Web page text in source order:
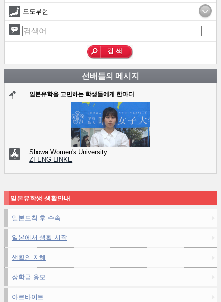
도도부현
선배들의 메시지
일본유학을 고민하는 학생들에게 한마디
Showa Women's University
ZHENG LINKE
일본유학생 생활안내
일본도착 후 수속
일본에서 생활 시작
생활의 지혜
장학금 응모
아르바이트